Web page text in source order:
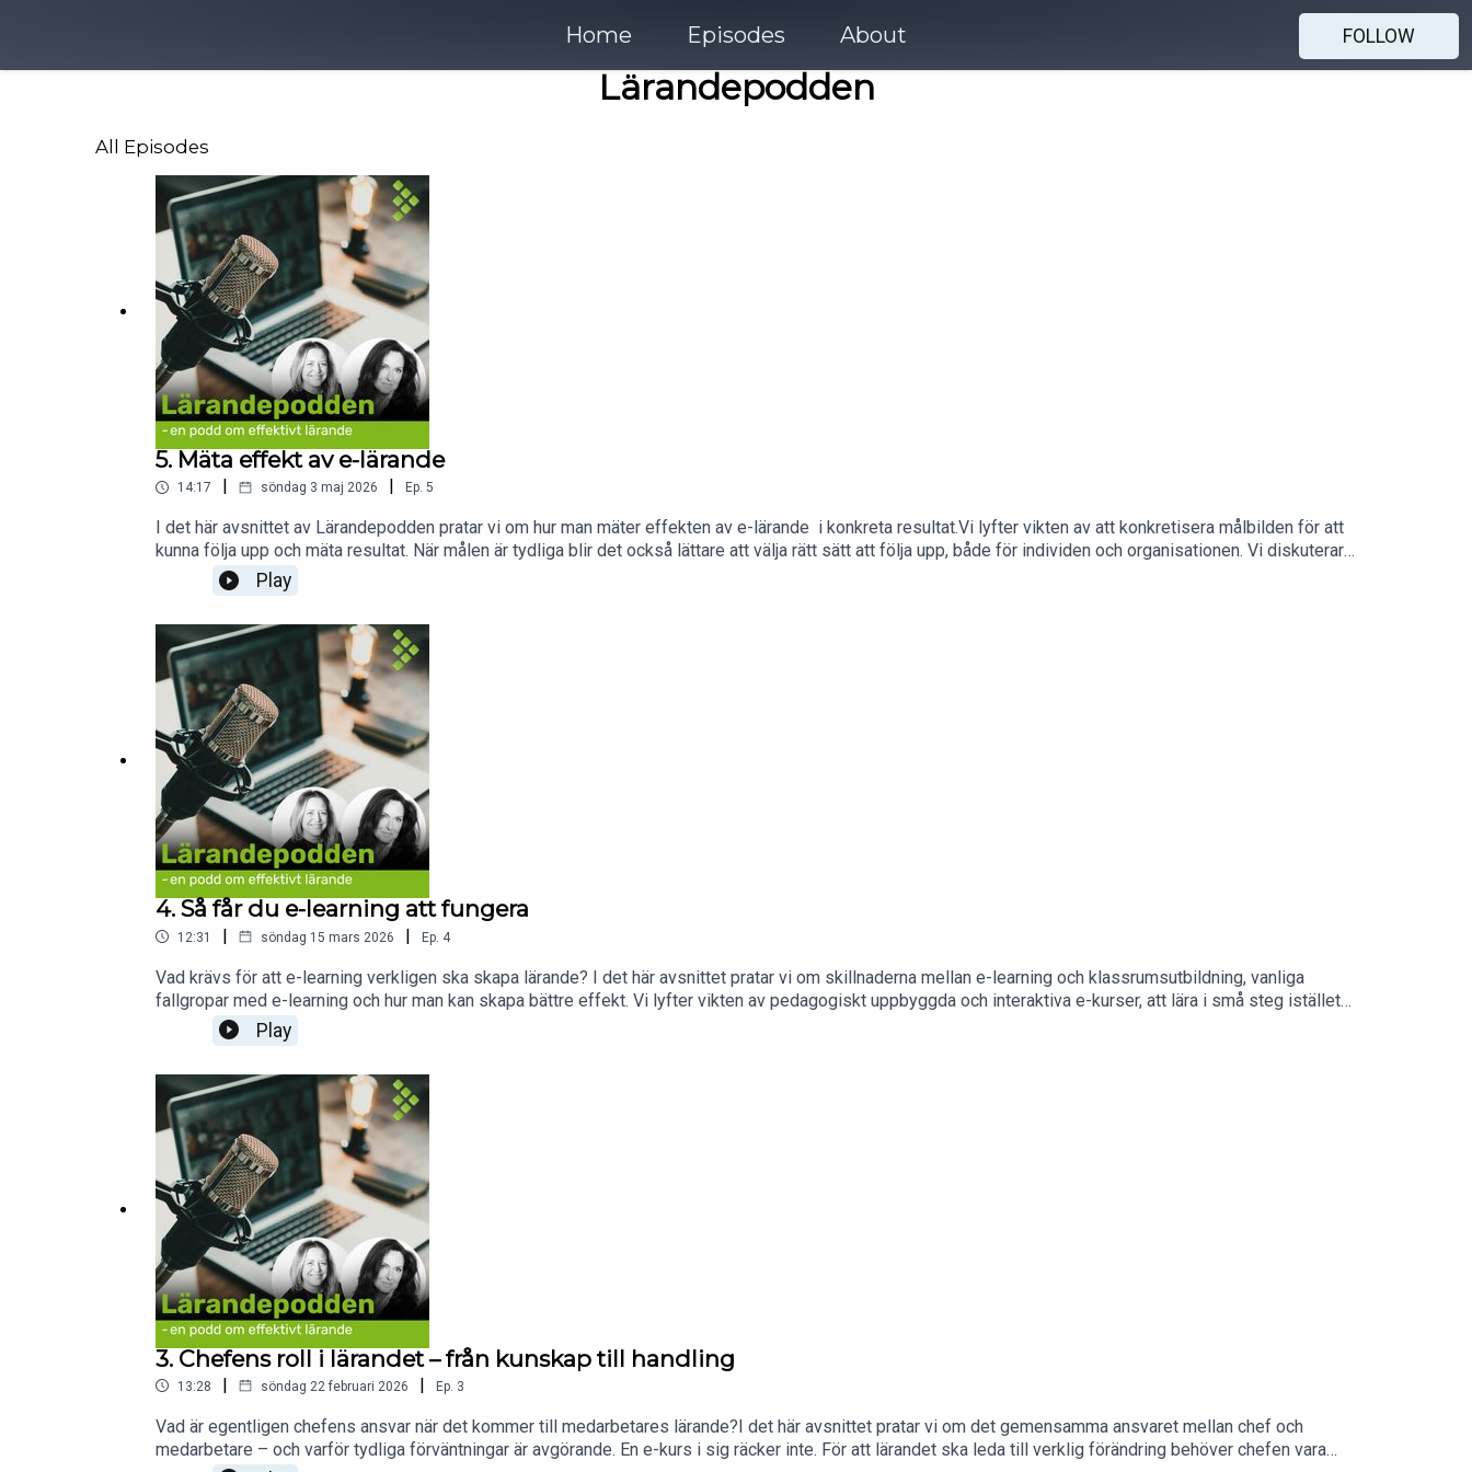
Home Episodes About FOLLOW
Lärandepodden
All Episodes
5. Mäta effekt av e-lärande
14:17 söndag 3 maj 2026 Ep. 5
I det här avsnittet av Lärandepodden pratar vi om hur man mäter effekten av e-lärande i konkreta resultat.Vi lyfter vikten av att konkretisera målbilden för att
kunna följa upp och mäta resultat. När målen är tydliga blir det också lättare att välja rätt sätt att följa upp, både för individen och organisationen. Vi diskuterar
skillnaden mellan att mäta deltagande i ett LMS och att faktiskt förstå om kunskapen används i praktiken, och hur man kan fånga verklig förflyttning över tid –
särskilt när det handlar om beteendeförändringar.Avsnittet ger konkreta tankar kring hur man kan mäta vilken effekt e- lärandet faktiskt har
Play
4. Så får du e-learning att fungera
12:31 | söndag 15 mars 2026 | Ep. 4
Vad krävs för att e-learning verkligen ska skapa lärande? I det här avsnittet pratar vi om skillnaderna mellan e-learning och klassrumsutbildning, vanliga
fallgropar med e-learning och hur man kan skapa bättre effekt. Vi lyfter vikten av pedagogiskt uppbyggda och interaktiva e-kurser, att lära i små steg istället
för att bara “bocka av”, och hur reflektion och diskussion kan stärka lärandet. Dessutom pratar vi om varför uppföljning och chefens engagemang är avgörande
för att e-learning ska ge resultat
Play
3. Chefens roll i lärandet – från kunskap till handling
13:28 | söndag 22 februari 2026 | Ep. 3
Vad är egentligen chefens ansvar när det kommer till medarbetares lärande?I det här avsnittet pratar vi om det gemensamma ansvaret mellan chef och
medarbetare – och varför tydliga förväntningar är avgörande. En e-kurs i sig räcker inte. För att lärandet ska leda till verklig förändring behöver chefen vara